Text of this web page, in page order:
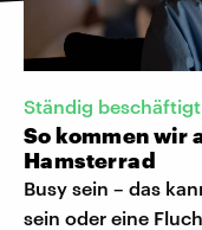
Ständig beschäftigt
So kommen wir
Hamsterrad
Busy sein – das
sein oder eine